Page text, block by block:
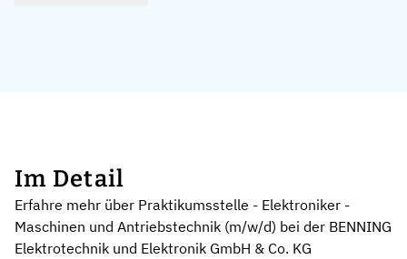
Im Detail
Erfahre mehr über Praktikumsstelle - Elektroniker -
Maschinen und Antriebstechnik (m/w/d) bei der BENNING
Elektrotechnik und Elektronik GmbH & Co. KG